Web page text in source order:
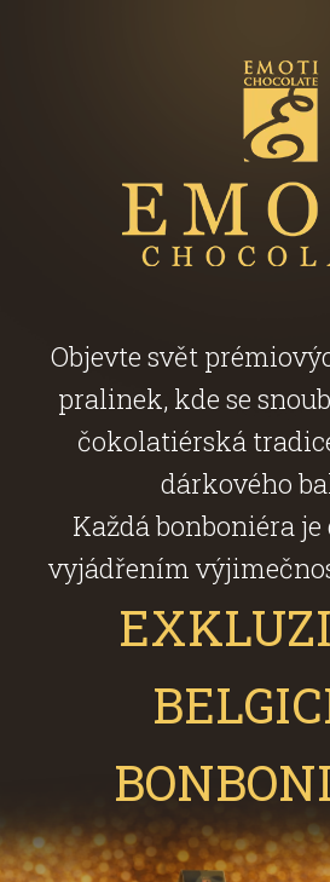
Objevte svět
pralinek, kde se
čokolatiérská
dárkového
Každá bonboniéra
vyjádřením